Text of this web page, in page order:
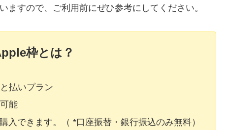
すので、ご利用前にぜひ参考にしてください。
枠とは？
払いプラン
能
入できます。（ *口座振替・銀行振込のみ無料）